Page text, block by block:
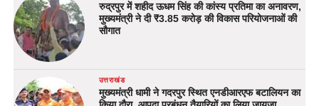
रुद्रपुर में शहीद ऊधम सिंह की कांस्य प्रतिमा का अनावरण,
मुख्यमंत्री ने दी ₹3.85 करोड़ की विकास परियोजनाओं की
सौगात
उत्तराखंड
मुख्यमंत्री धामी ने गदरपुर स्थित एनडीआरएफ बटालियन का